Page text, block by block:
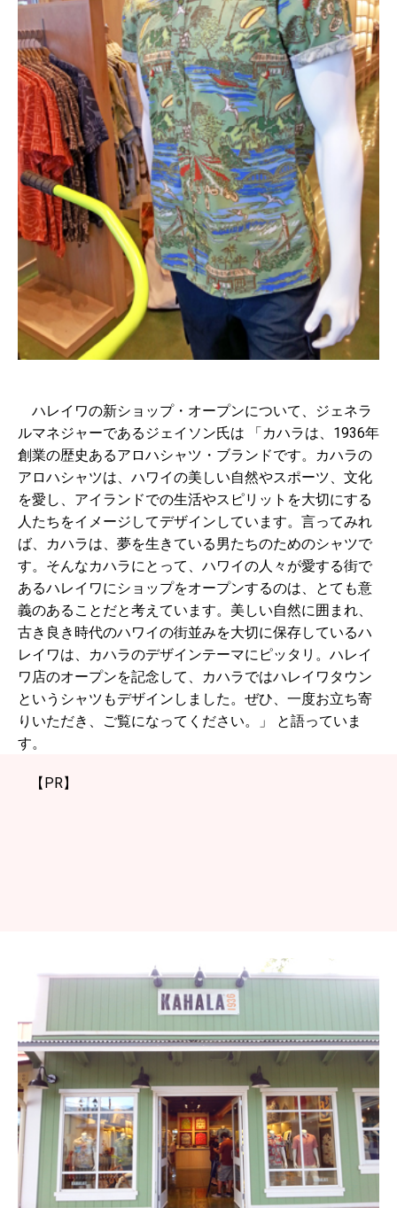
ハレイワの新ショップ・オープンについて、ジェネラ
ルマネジャーであるジェイソン氏は 「カハラは、1936年
創業の歴史あるアロハシャツ・ブランドです。カハラの
アロハシャツは、ハワイの美しい自然やスポーツ、文化
を愛し、アイランドでの生活やスピリットを大切にする
人たちをイメージしてデザインしています。言ってみれ
ば、カハラは、夢を生きている男たちのためのシャツで
す。そんなカハラにとって、ハワイの人々が愛する街で
あるハレイワにショップをオープンするのは、とても意
義のあることだと考えています。美しい自然に囲まれ、
古き良き時代のハワイの街並みを大切に保存しているハ
レイワは、カハラのデザインテーマにピッタリ。ハレイ
ワ店のオープンを記念して、カハラではハレイワタウン
というシャツもデザインしました。ぜひ、一度お立ち寄
りいただき、ご覧になってください。」 と語っていま
す。
【PR】